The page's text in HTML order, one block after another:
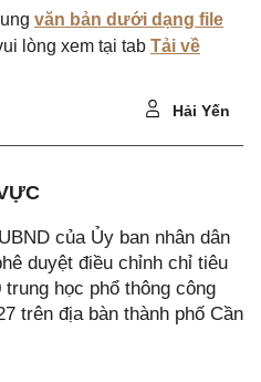
văn bản dưới dạng file
lòng xem tại tab Tải về
Hải Yến
của Ủy ban nhân dân
duyệt điều chỉnh chỉ tiêu
học phổ thông công
trên địa bàn thành phố Cần